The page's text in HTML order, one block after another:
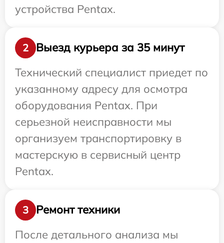
устройства Pentax.
2
Выезд курьера за 35 минут
Технический специалист приедет по
указанному адресу для осмотра
оборудования Pentax. При
серьезной неисправности мы
организуем транспортировку в
мастерскую в сервисный центр
Pentax.
3
Ремонт техники
После детального анализа мы